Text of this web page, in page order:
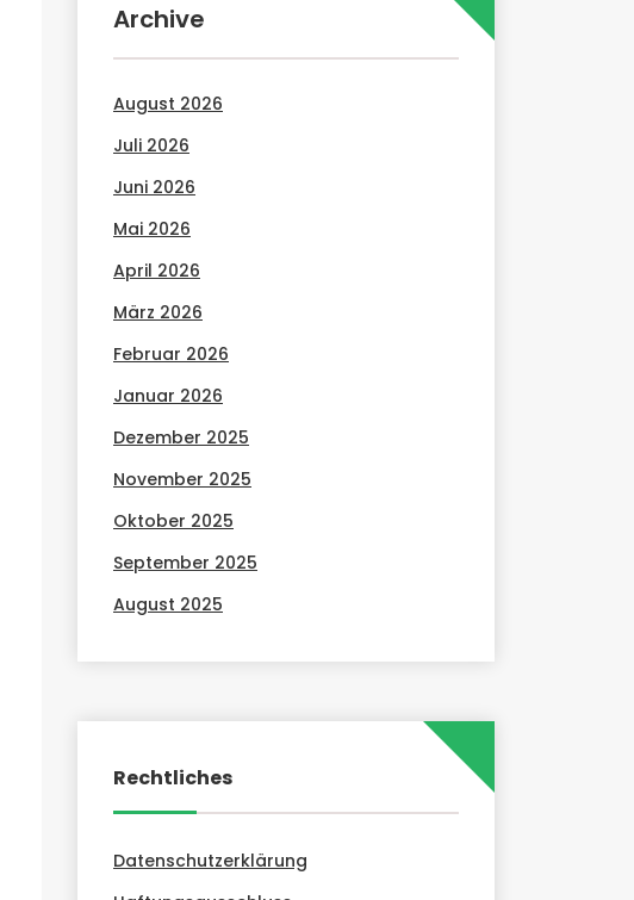
Archive
August 2026
Juli 2026
Juni 2026
Mai 2026
April 2026
März 2026
Februar 2026
Januar 2026
Dezember 2025
November 2025
Oktober 2025
September 2025
August 2025
Rechtliches
Datenschutzerklärung